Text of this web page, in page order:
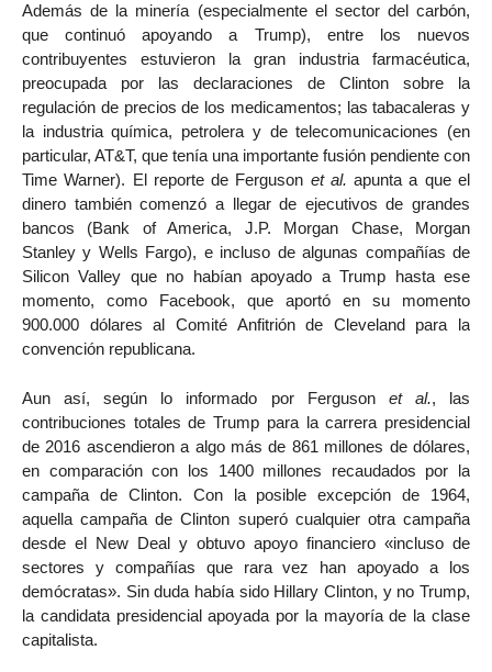
Además de la minería (especialmente el sector del carbón,
que continuó apoyando a Trump), entre los nuevos
contribuyentes estuvieron la gran industria farmacéutica,
preocupada por las declaraciones de Clinton sobre la
regulación de precios de los medicamentos; las tabacaleras y
la industria química, petrolera y de telecomunicaciones (en
particular, AT&T, que tenía una importante fusión pendiente con
Time Warner). El reporte de Ferguson et al. apunta a que el
dinero también comenzó a llegar de ejecutivos de grandes
bancos (Bank of America, J.P. Morgan Chase, Morgan
Stanley y Wells Fargo), e incluso de algunas compañías de
Silicon Valley que no habían apoyado a Trump hasta ese
momento, como Facebook, que aportó en su momento
900.000 dólares al Comité Anfitrión de Cleveland para la
convención republicana.
Aun así, según lo informado por Ferguson et al., las
contribuciones totales de Trump para la carrera presidencial
de 2016 ascendieron a algo más de 861 millones de dólares,
en comparación con los 1400 millones recaudados por la
campaña de Clinton. Con la posible excepción de 1964,
aquella campaña de Clinton superó cualquier otra campaña
desde el New Deal y obtuvo apoyo financiero «incluso de
sectores y compañías que rara vez han apoyado a los
demócratas». Sin duda había sido Hillary Clinton, y no Trump,
la candidata presidencial apoyada por la mayoría de la clase
capitalista.